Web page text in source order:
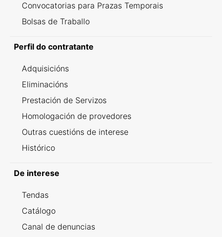
Convocatorias para Prazas Temporais
Bolsas de Traballo
Perfil do contratante
Adquisicións
Eliminacións
Prestación de Servizos
Homologación de provedores
Outras cuestións de interese
Histórico
De interese
Tendas
Catálogo
Canal de denuncias